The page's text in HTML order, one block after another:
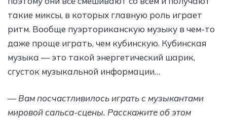
такие миксы, в которых главную роль играет
ритм. Вообще пуэрториканскую музыку в чем-то
даже проще играть, чем кубинскую. Кубинская
музыка — это такой энергетический шарик,
сгусток музыкальной информации…
— Вам посчастливилось играть с музыкантами
мировой сальса-сцены. Расскажите об этом